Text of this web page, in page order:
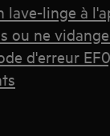
linge à
ou ne
d'erreur